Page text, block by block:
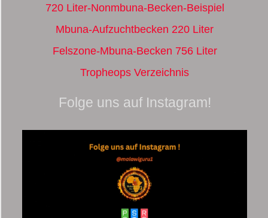
720 Liter-Nonmbuna-Becken-Beispiel
Mbuna-Aufzuchtbecken 220 Liter
Felszone-Mbuna-Becken 756 Liter
Tropheops Verzeichnis
Folge uns auf Instagram!